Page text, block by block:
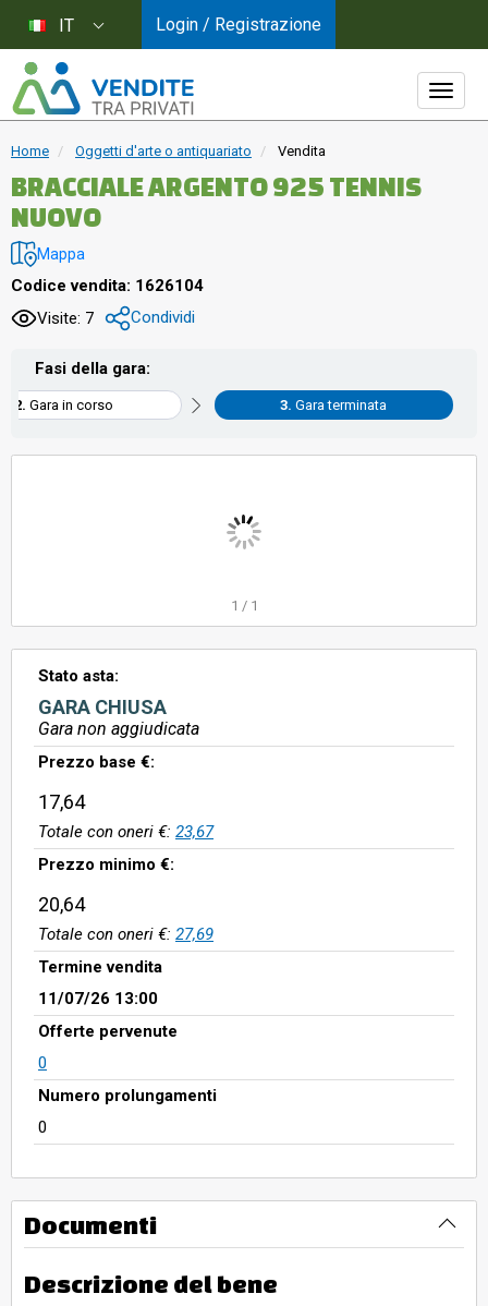
Home Oggetti d'arte o antiquariato Vendita
BRACCIALE ARGENTO 925 TENNIS
NUOVO
Mappa
Codice vendita: 1626104
Visite: 7
Condividi
Fasi della gara:
Gara in corso Gara terminata
1 / 1
Stato asta:
GARA CHIUSA
Gara non aggiudicata
Prezzo base €:
17,64
Totale con oneri €: 23,67
Prezzo minimo €:
20,64
Totale con oneri €: 27,69
Termine vendita
11/07/26 13:00
Offerte pervenute
0
Numero prolungamenti
0
Documenti
Descrizione del bene
IT Login / Registrazione